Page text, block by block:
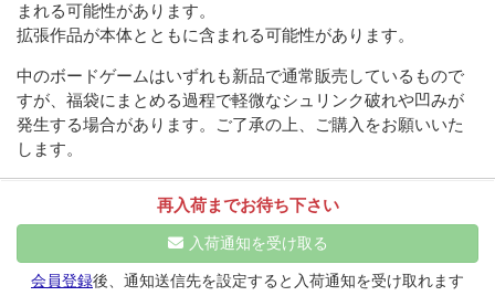
まれる可能性があります。
拡張作品が本体とともに含まれる可能性があります。
中のボードゲームはいずれも新品で通常販売しているもので
すが、福袋にまとめる過程で軽微なシュリンク破れや凹みが
発生する場合があります。ご了承の上、ご購入をお願いいた
します。
再入荷までお待ち下さい
入荷通知を受け取る
会員登録後、通知送信先を設定すると入荷通知を受け取れます